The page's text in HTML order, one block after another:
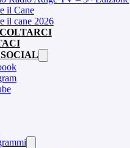
il Cane
il cane 2026